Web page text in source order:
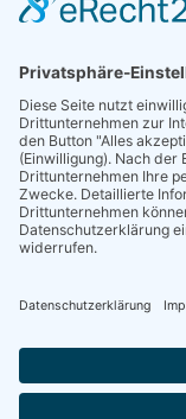
hinter ihm
Erbe ward